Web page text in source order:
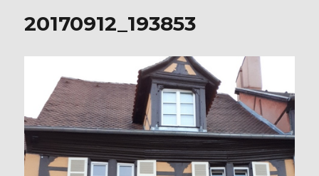
20170912_193853